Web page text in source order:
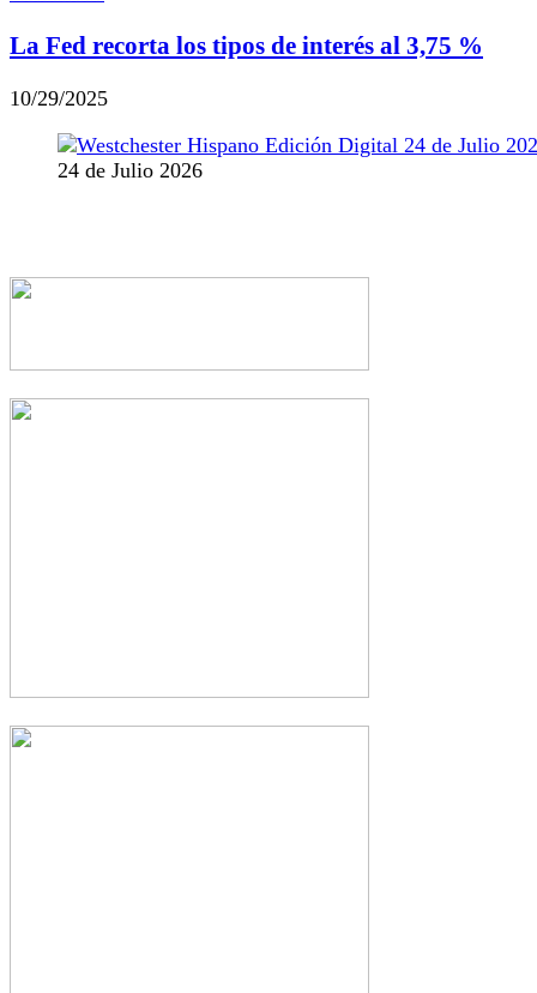
La Fed recorta los tipos de interés al 3,75 %
10/29/2025
24 de Julio 2026